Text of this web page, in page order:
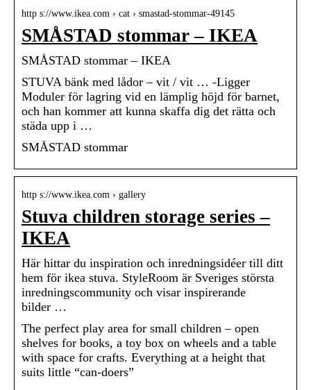
http s://www.ikea.com › cat › smastad-stommar-49145
SMÅSTAD stommar – IKEA
SMÅSTAD stommar – IKEA
STUVA bänk med lådor – vit / vit … -Ligger
Moduler för lagring vid en lämplig höjd för barnet,
och han kommer att kunna skaffa dig det rätta och
städa upp i …
SMÅSTAD stommar
http s://www.ikea.com › gallery
Stuva children storage series –
IKEA
Här hittar du inspiration och inredningsidéer till ditt
hem för ikea stuva. StyleRoom är Sveriges största
inredningscommunity och visar inspirerande
bilder …
The perfect play area for small children – open
shelves for books, a toy box on wheels and a table
with space for crafts. Everything at a height that
suits little “can-doers”